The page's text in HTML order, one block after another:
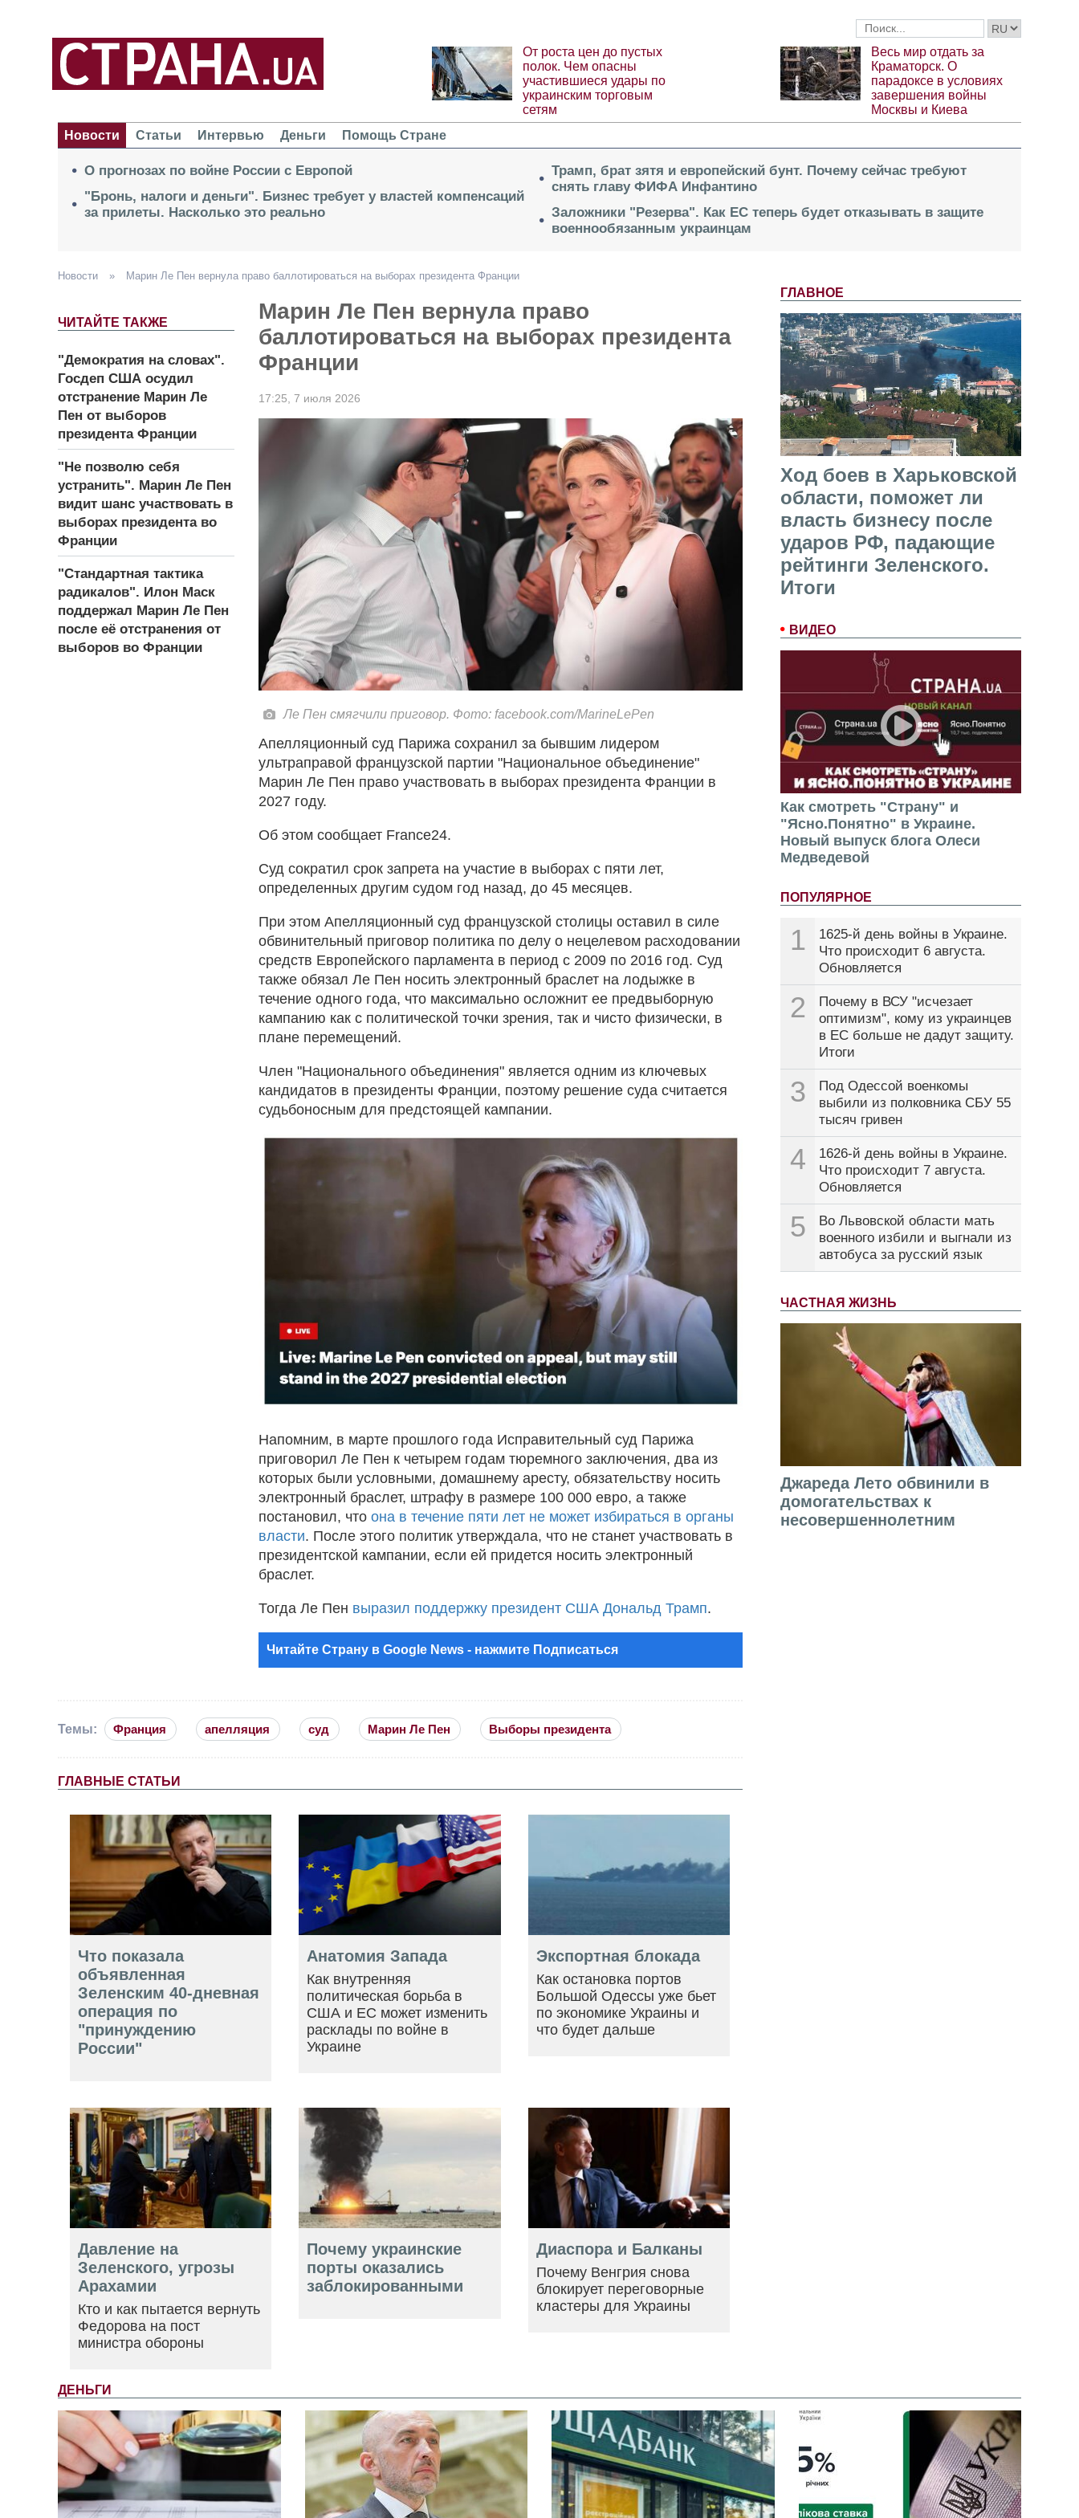
От роста цен до пустых
полок. Чем опасны
участившиеся удары по
украинским торговым
сетям
Весь мир отдать за
Краматорск. О
парадоксе в условиях
завершения войны
Москвы и Киева
Новости
Статьи Интервью Деньги Помощь Стране
О прогнозах по войне России с Европой
"Бронь, налоги и деньги". Бизнес требует у властей компенсаций
за прилеты. Насколько это реально
Трамп, брат зятя и европейский бунт. Почему сейчас требуют
снять главу ФИФА Инфантино
Заложники "Резерва". Как ЕС теперь будет отказывать в защите
военнообязанным украинцам
ГЛАВНОЕ
Ход боев в Харьковской
области, поможет ли
власть бизнесу после
ударов РФ, падающие
рейтинги Зеленского.
Итоги
ВИДЕО
Как смотреть "Страну" и
"Ясно.Понятно" в Украине.
Новый выпуск блога Олеси
Медведевой
ПОПУЛЯРНОЕ
1
1625-й день войны в Украине.
Что происходит 6 августа.
Обновляется
2
Почему в ВСУ "исчезает
оптимизм", кому из украинцев
в ЕС больше не дадут защиту.
Итоги
3
Под Одессой военкомы
выбили из полковника СБУ 55
тысяч гривен
4
1626-й день войны в Украине.
Что происходит 7 августа.
Обновляется
5
Во Львовской области мать
военного избили и выгнали из
автобуса за русский язык
ЧАСТНАЯ ЖИЗНЬ
Джареда Лето обвинили в
домогательствах к
несовершеннолетним
Новости » Марин Ле Пен вернула право баллотироваться на выборах президента Франции
ЧИТАЙТЕ ТАКЖЕ
"Демократия на словах".
Госдеп США осудил
отстранение Марин Ле
Пен от выборов
президента Франции
"Не позволю себя
устранить". Марин Ле Пен
видит шанс участвовать в
выборах президента во
Франции
"Стандартная тактика
радикалов". Илон Маск
поддержал Марин Ле Пен
после её отстранения от
выборов во Франции
Марин Ле Пен вернула право
баллотироваться на выборах президента
Франции
17:25, 7 июля 2026
Ле Пен смягчили приговор. Фото: facebook.com/MarineLePen
Апелляционный суд Парижа сохранил за бывшим лидером
ультраправой французской партии "Национальное объединение"
Марин Ле Пен право участвовать в выборах президента Франции в
2027 году.
Об этом сообщает France24.
Суд сократил срок запрета на участие в выборах с пяти лет,
определенных другим судом год назад, до 45 месяцев.
При этом Апелляционный суд французской столицы оставил в силе
обвинительный приговор политика по делу о нецелевом расходовании
средств Европейского парламента в период с 2009 по 2016 год. Суд
также обязал Ле Пен носить электронный браслет на лодыжке в
течение одного года, что максимально осложнит ее предвыборную
кампанию как с политической точки зрения, так и чисто физически, в
плане перемещений.
Член "Национального объединения" является одним из ключевых
кандидатов в президенты Франции, поэтому решение суда считается
судьбоносным для предстоящей кампании.
Напомним, в марте прошлого года Исправительный суд Парижа
приговорил Ле Пен к четырем годам тюремного заключения, два из
которых были условными, домашнему аресту, обязательству носить
электронный браслет, штрафу в размере 100 000 евро, а также
постановил, что она в течение пяти лет не может избираться в органы
власти. После этого политик утверждала, что не станет участвовать в
президентской кампании, если ей придется носить электронный
браслет.
Тогда Ле Пен выразил поддержку президент США Дональд Трамп.
Читайте Страну в Google News - нажмите Подписаться
Темы: Франция апелляция суд Марин Ле Пен Выборы президента
ГЛАВНЫЕ СТАТЬИ
Что показала
объявленная
Зеленским 40-дневная
операция по
"принуждению
России"
Анатомия Запада
Как внутренняя
политическая борьба в
США и ЕС может изменить
расклады по войне в
Украине
Экспортная блокада
Как остановка портов
Большой Одессы уже бьет
по экономике Украины и
что будет дальше
Давление на
Зеленского, угрозы
Арахамии
Кто и как пытается вернуть
Федорова на пост
министра обороны
Почему украинские
порты оказались
заблокированными
Диаспора и Балканы
Почему Венгрия снова
блокирует переговорные
кластеры для Украины
ДЕНЬГИ